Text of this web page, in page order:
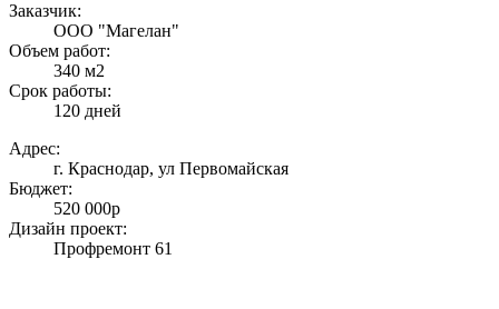
Заказчик:
ООО "Магелан"
Объем работ:
340 м2
Срок работы:
120 дней
Адрес:
г. Краснодар, ул Первомайская
Бюджет:
520 000р
Дизайн проект:
Профремонт 61